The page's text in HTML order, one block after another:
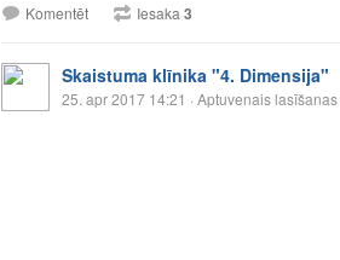
Komentēt Iesaka 3
Skaistuma klīnika "4. Dimensija"
25. apr 2017 14:21 · Aptuvenais